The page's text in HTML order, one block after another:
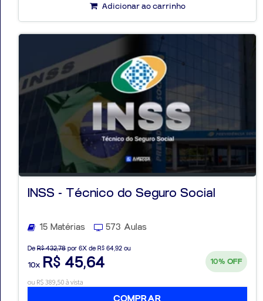
Adicionar ao carrinho
INSS - Técnico do Seguro Social
15 Matérias 573 Aulas
De R$ 432,78 por 6X de R$ 64,92 ou
10x R$ 45,64 10% OFF
ou R$ 389,50 à vista
COMPRAR